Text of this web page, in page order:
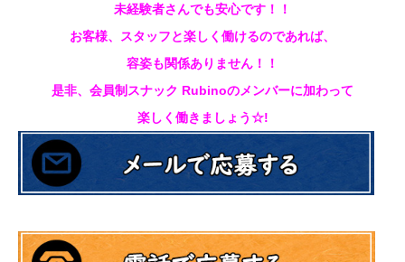
未経験者さんでも安心です！！
お客様、スタッフと楽しく働けるのであれば、
容姿も関係ありません！！
是非、会員制スナック Rubinoのメンバーに加わって
楽しく働きましょう☆!